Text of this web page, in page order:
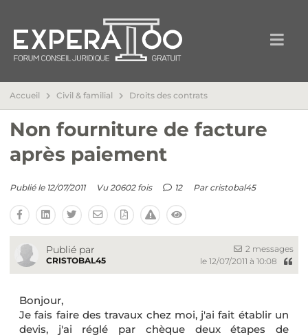
Accueil Civil & familial Droits des contrats
Non fourniture de facture
après paiement
Publié le 12/07/2011 Vu 20602 fois 12 Par cristobal45
Publié par
CRISTOBAL45
2 messages
le 12/07/2011 à 10:08
Bonjour,
Je fais faire des travaux chez moi, j'ai fait établir un
devis, j'ai réglé par chèque deux étapes de